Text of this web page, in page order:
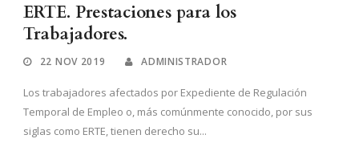
ERTE. Prestaciones para los
Trabajadores.
22 NOV 2019 ADMINISTRADOR
Los trabajadores afectados por Expediente de Regulación
Temporal de Empleo o, más comúnmente conocido, por sus
siglas como ERTE, tienen derecho su...